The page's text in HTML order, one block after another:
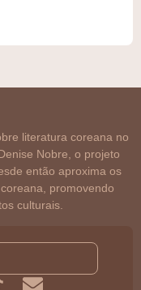
literatura coreana no
Nobre, o projeto
então aproxima os
promovendo
culturais.